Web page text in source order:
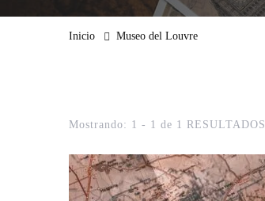
Inicio Museo del Louvre
Mostrando: 1 - 1 de 1 RESULTADOS